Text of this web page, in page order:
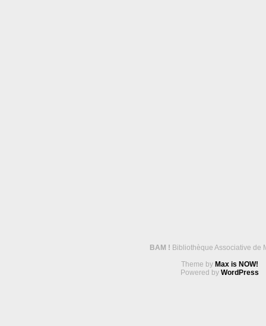
BAM ! Bibliothèque Associative de
Theme by Max is NOW!
Powered by WordPress